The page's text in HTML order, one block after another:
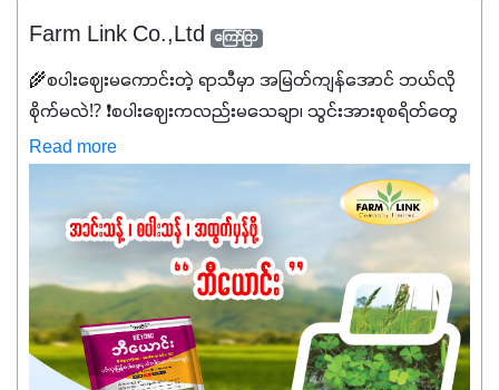
Farm Link Co.,Ltd ကြော်ငြာ
🌾စပါးဈေးမကောင်းတဲ့ ရာသီမှာ အမြတ်ကျန်အောင် ဘယ်လို
စိုက်မလဲ⁉️ ❗စပါးဈေးကလည်းမသေချာ၊ သွင်းအားစုစရိတ်တွေ
ကလည်း တက်နေတဲ့ဒီလိုအချိန်မှာ သွင်းအားစုဖိုးကို လျှော့ချပြီး
အထွက်နှုန်းကို ထိန်းထားနိုင်မှ ဦးကြီးတို့ အဆင်ပြေမှာနော် ✔️ဒါ
ကြောင့် ကိုယ်သုံးသမျှ ကိုယ့်အတွက်အကျိုးရစေမယ့်
အရည်အသွေးစိတ်ချရတဲ့ သွင်းအားစုပစ္စည်းတွေကိုပဲ ရွေးချယ်
သုံးသင့်ပါတယ်။
Read more